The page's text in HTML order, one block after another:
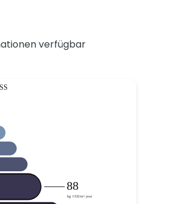
verfügbar